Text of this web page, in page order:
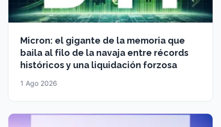
Micron: el gigante de la memoria que
baila al filo de la navaja entre récords
históricos y una liquidación forzosa
1 Ago 2026